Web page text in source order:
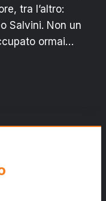
tra l’altro:
Salvini. Non un
ormai…